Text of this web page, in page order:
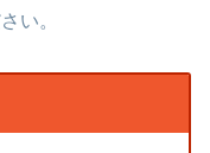
い。